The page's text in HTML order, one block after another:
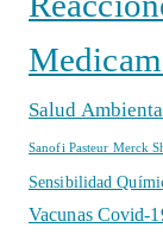
Salud
Sanofi Pasteur Merck
Sensibilidad
Vacunas Covid-